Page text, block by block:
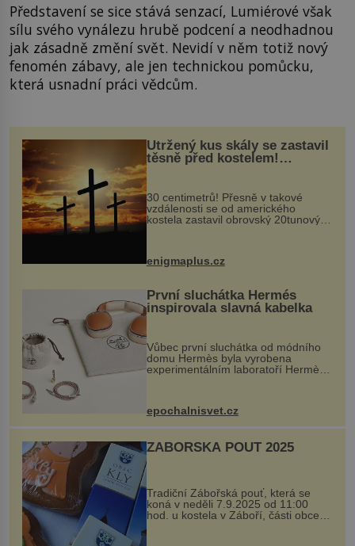
Představení se sice stává senzací, Lumiérové však
sílu svého vynálezu hrubě podcení a neodhadnou
jak zásadně změní svět. Nevidí v něm totiž nový
fenomén zábavy, ale jen technickou pomůcku,
která usnadní práci vědcům.
Utržený kus skály se zastavil
těsně před kostelem!
Ochránila ho boží síla?
30 centimetrů! Přesně v takové
vzdálenosti se od amerického
kostela zastavil obrovský 20tunový
...
enigmaplus.cz
První sluchátka Hermés
inspirovala slavná kabelka
Vůbec první sluchátka od módního
domu Hermès byla vyrobena
experimentálním laboratoří Hermès
kovový...
epochalnisvet.cz
ZÁBOŘSKÁ POUŤ 2025
Tradiční Zábořská pouť, která se
koná v neděli 7.9.2025 od 11:00
hod. u kostela v Záboří, části obce
Kly u Mělníka. V programu naleznete
komentovanou prohlídku kostela,